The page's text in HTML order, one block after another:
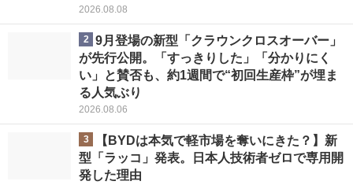
2026.08.08
2
9月登場の新型「クラウンクロスオーバー」
が先行公開。「すっきりした」「分かりにく
い」と賛否も、約1週間で“初回生産枠”が埋ま
る人気ぶり
2026.08.06
3
【BYDは本気で軽市場を奪いにきた？】新
型「ラッコ」発表。日本人技術者ゼロで専用開
発した理由